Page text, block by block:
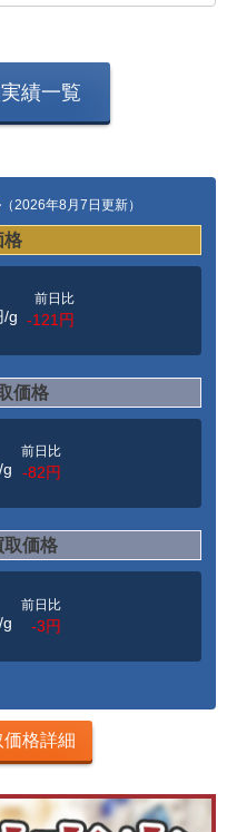
績一覧
（2026年8月7日更新）
格
/g
前日比
-121円
価格
g
前日比
-82円
取価格
g
前日比
-3円
格詳細